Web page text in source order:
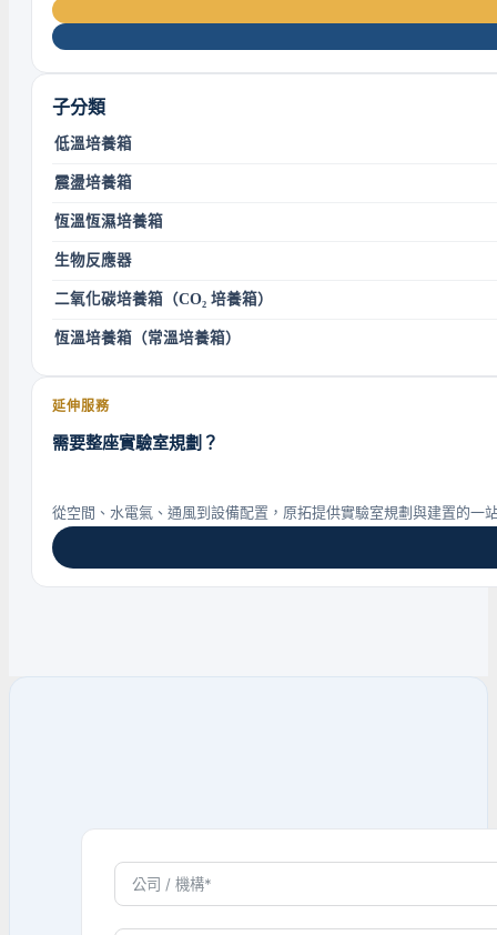
子分類
低溫培養箱
震盪培養箱
恆溫恆濕培養箱
生物反應器
二氧化碳培養箱（CO₂ 培養箱）
恆溫培養箱（常溫培養箱）
延伸服務
需要整座實驗室規劃？
從空間、水電氣、通風到設備配置，原拓提供實驗室規劃與建置的一